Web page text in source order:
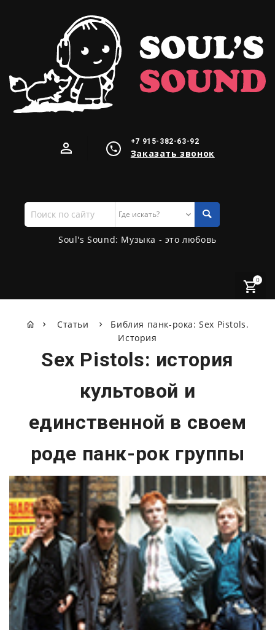
+7 915-382-63-92
Заказать звонок
Поиск
по
сайту
Soul's Sound: Музыка - это любовь
0
Статьи
Библия панк-рока: Sex Pistols.
История
Sex Pistols: история
культовой и
единственной в своем
роде панк-рок группы